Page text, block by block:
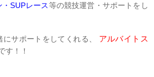
・SUPレース等の競技運営・サポートをし
にサポートをしてくれる、 アルバイトス
す！！